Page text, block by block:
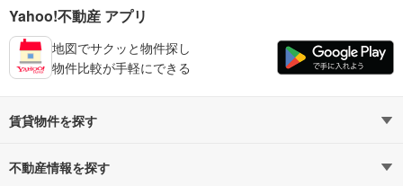
Yahoo!不動産 アプリ
地図でサクッと物件探し
物件比較が手軽にできる
賃貸物件を探す
路線・駅から探す
不動産情報を探す